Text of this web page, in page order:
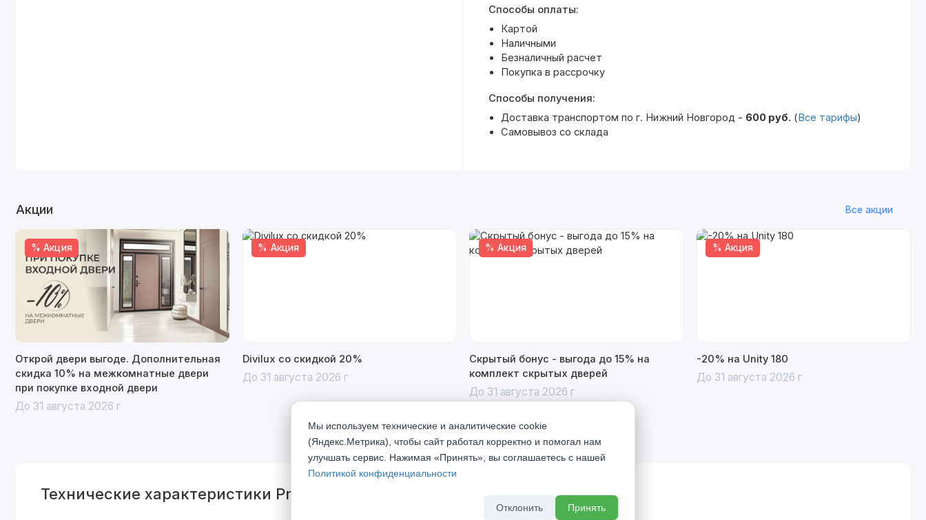
Способы оплаты:
Картой
Наличными
Безналичный расчет
Покупка в рассрочку
Способы получения:
Доставка транспортом по г. Нижний Новгород - 600 руб. (Все тарифы)
Самовывоз со склада
Акции Все акции
% Акция
Открой двери выгоде. Дополнительная
скидка 10% на межкомнатные двери
при покупке входной двери
До 31 августа 2026 г
% Акция
Divilux со скидкой 20%
До 31 августа 2026 г
% Акция
Скрытый бонус - выгода до 15% на
комплект скрытых дверей
До 31 августа 2026 г
% Акция
-20% на Unity 180
До 31 августа 2026 г
Технические характеристики Provence Монторо 2 Вереск
Мы используем технические и аналитические cookie
(Яндекс.Метрика), чтобы сайт работал корректно и помогал нам
улучшать сервис. Нажимая «Принять», вы соглашаетесь с нашей
Политикой конфиденциальности
Отклонить Принять